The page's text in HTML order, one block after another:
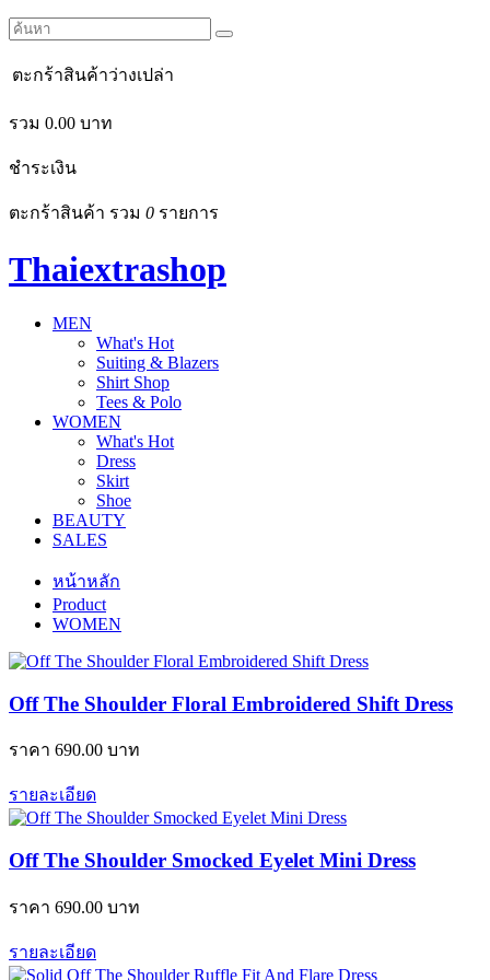
ตะกร้าสินค้าว่างเปล่า
รวม 0.00 บาท
ชำระเงิน
ตะกร้าสินค้า รวม 0 รายการ
Thaiextrashop
MEN
What's Hot
Suiting & Blazers
Shirt Shop
Tees & Polo
WOMEN
What's Hot
Dress
Skirt
Shoe
BEAUTY
SALES
หน้าหลัก
Product
WOMEN
Off The Shoulder Floral Embroidered Shift Dress
ราคา 690.00 บาท
รายละเอียด
Off The Shoulder Smocked Eyelet Mini Dress
ราคา 690.00 บาท
รายละเอียด